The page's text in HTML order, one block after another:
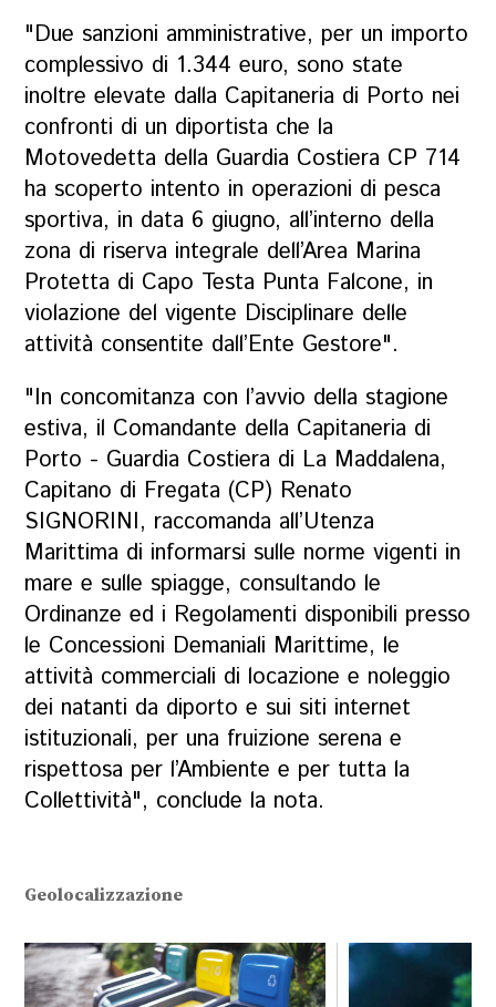
"Due sanzioni amministrative, per un importo
complessivo di 1.344 euro, sono state
inoltre elevate dalla Capitaneria di Porto nei
confronti di un diportista che la
Motovedetta della Guardia Costiera CP 714
ha scoperto intento in operazioni di pesca
sportiva, in data 6 giugno, all’interno della
zona di riserva integrale dell’Area Marina
Protetta di Capo Testa Punta Falcone, in
violazione del vigente Disciplinare delle
attività consentite dall’Ente Gestore".
"In concomitanza con l’avvio della stagione
estiva, il Comandante della Capitaneria di
Porto - Guardia Costiera di La Maddalena,
Capitano di Fregata (CP) Renato
SIGNORINI, raccomanda all’Utenza
Marittima di informarsi sulle norme vigenti in
mare e sulle spiagge, consultando le
Ordinanze ed i Regolamenti disponibili presso
le Concessioni Demaniali Marittime, le
attività commerciali di locazione e noleggio
dei natanti da diporto e sui siti internet
istituzionali, per una fruizione serena e
rispettosa per l’Ambiente e per tutta la
Collettività", conclude la nota.
Geolocalizzazione